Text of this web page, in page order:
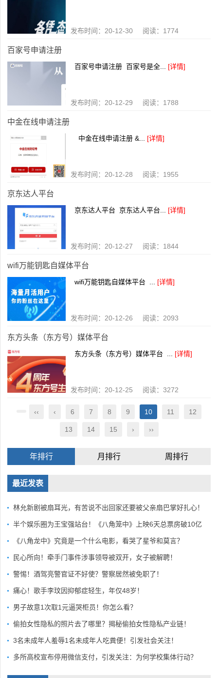
发布时间：20-12-30 阅读：1774
百家号申请注册
百家号申请注册 百家号是全... [详情]
发布时间：20-12-29 阅读：1788
中金在线申请注册
中金在线申请注册 &... [详情]
发布时间：20-12-28 阅读：1955
京东达人平台
京东达人平台 京东达人平台... [详情]
发布时间：20-12-27 阅读：1844
wifi万能钥匙自媒体平台
wifi万能钥匙自媒体平台 ... [详情]
发布时间：20-12-26 阅读：2093
东方头条（东方号）媒体平台
东方头条（东方号）媒体平台 ... [详情]
发布时间：20-12-25 阅读：3272
‹‹ ‹ 6 7 8 9 10 11 12
13 14 15 › ››
年排行 月排行 周排行
最近发表
林允新剧被扇耳光，有苦说不出回家还要被父亲扇巴掌好扎心！
半个娱乐圈为王宝强站台！《八角笼中》上映6天总票房破10亿
《八角龙中》究竟是一个什么电影，看哭了星爷和莫言？
民心所向！牵手门事件涉事领导被双开，女子被解聘！
警惕！酒驾亮警官证不好使？警察居然被免职了！
痛心！歌手李玟因抑郁症轻生，年仅48岁！
男子故意1次取1元逼哭柜员！你怎么看？
偷拍女性隐私的照片去了哪里？揭秘偷拍女性隐私产业链！
3名未成年人羞辱1名未成年人吃粪便！引发社会关注！
多所高校宣布停用微信支付，引发关注：为何学校集体行动？